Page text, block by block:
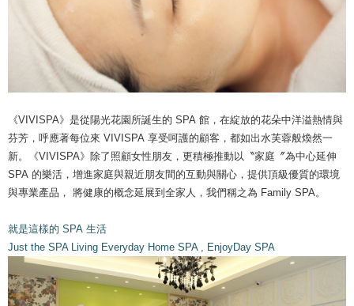
《VIVISPA》是從陽光花園所誕生的 SPA 館，在綻放的花朵中洋溢熱情與
芬芳，呼應著每位來 VIVISPA 享受呵護的顧客，都如出水芙蓉般煥然一
新。《VIVISPA》除了照顧女性朋友，更積極推動以〝家庭〞為中心延伸
SPA 的樂活，增進家庭與親近朋友間的互動與關心，提供頂級優質的環境
與專業產品， 將健康的概念延展到全家人，我們稱之為 Family SPA。
就是這樣的 SPA 生活
Just the SPA Living Everyday Home SPA , EnjoyDay SPA